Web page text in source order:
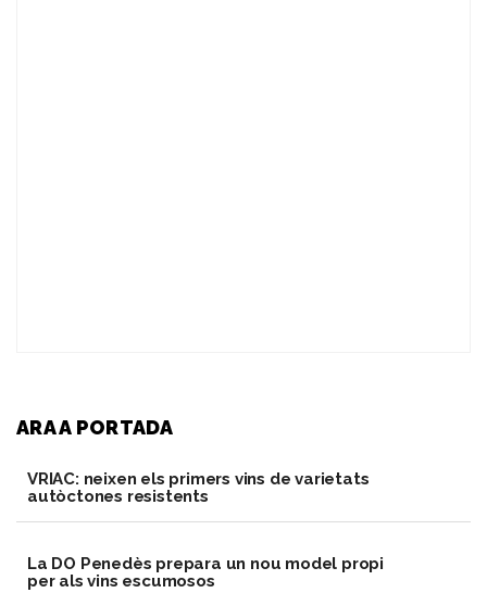
ARA A PORTADA
VRIAC: neixen els primers vins de varietats
autòctones resistents
​La DO Penedès prepara un nou model propi
per als vins escumosos